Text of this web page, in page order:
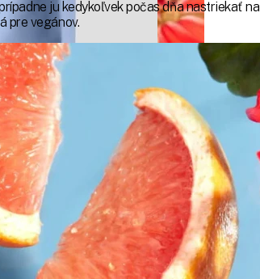
ju kedykoľvek počas dňa nastriekať na
pre vegánov.